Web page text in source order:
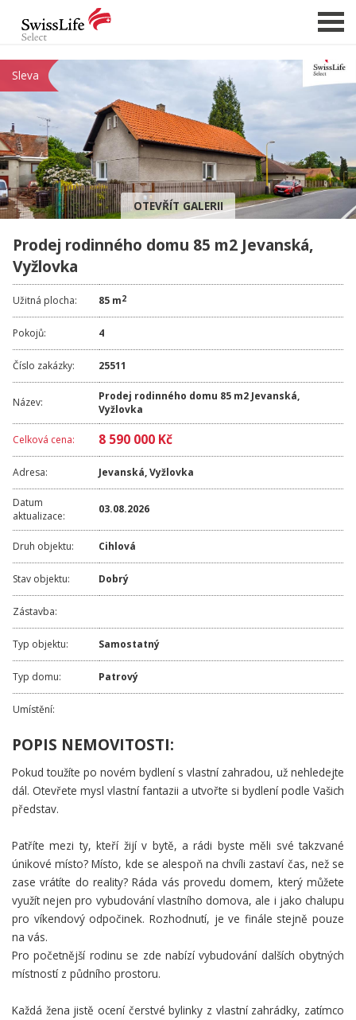
NABÍDKA NEMOVITOSTÍ
CHCI PRODAT / PRONAJMOUT
HLÍDAT NOVÉ NABÍDKY
CHCI OCENIT NEMOVITOST
O NÁS
REFERENCE
SLUŽBY
KARIÉRA
FINANCOVÁNÍ / HYPOTÉKA
KONTAKT
Sleva
OTEVŘÍT GALERII
Prodej rodinného domu 85 m2 Jevanská,
Vyžlovka
Užitná plocha: 85 m2
Pokojů: 4
Číslo zakázky: 25511
Název:
Prodej rodinného domu 85 m2 Jevanská,
Vyžlovka
Celková cena: 8 590 000 Kč
Adresa: Jevanská,Vyžlovka
Datum
aktualizace:
03.08.2026
Druh objektu: Cihlová
Stav objektu: Dobrý
Zástavba:
Typ objektu: Samostatný
Typ domu: Patrový
Umístění:
POPIS NEMOVITOSTI:
Pokud toužíte po novém bydlení s vlastní zahradou, už nehledejte
dál. Otevřete mysl vlastní fantazii a utvořte si bydlení podle Vašich
představ.
Patříte mezi ty, kteří žijí v bytě, a rádi byste měli své takzvané
únikové místo? Místo, kde se alespoň na chvíli zastaví čas, než se
zase vrátíte do reality? Ráda vás provedu domem, který můžete
využít nejen pro vybudování vlastního domova, ale i jako chalupu
pro víkendový odpočinek. Rozhodnutí, je ve finále stejně pouze
na vás.
Pro početnější rodinu se zde nabízí vybudování dalších obytných
místností z půdního prostoru.
Každá žena jistě ocení čerstvé bylinky z vlastní zahrádky, zatímco